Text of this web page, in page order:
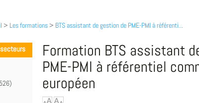
> Les formations > BTS assistant de gestion de PME-PMI à référenti...
Formation BTS assistant
PME-PMI à référentiel
européen